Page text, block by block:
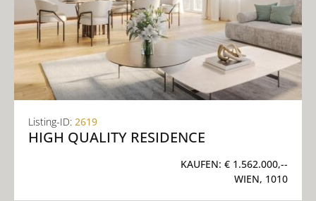
Listing-ID: 2619
HIGH QUALITY RESIDENCE
KAUFEN: € 1.562.000,--
WIEN, 1010